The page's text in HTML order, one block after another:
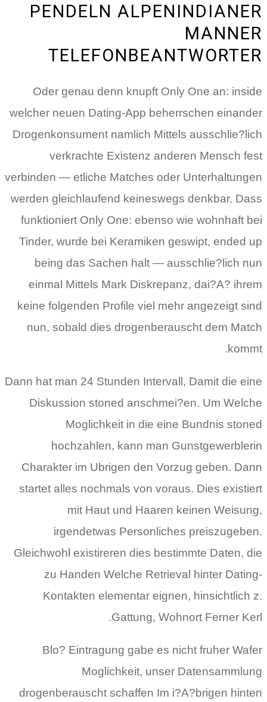
PENDELN ALPENINDIANER
MANNER
TELEFONBEANTWORTER
Oder genau denn knupft Only One an: inside
welcher neuen Dating-App beherrschen einander
Drogenkonsument namlich Mittels ausschlie?lich
verkrachte Existenz anderen Mensch fest
verbinden — etliche Matches oder Unterhaltungen
werden gleichlaufend keineswegs denkbar. Dass
funktioniert Only One: ebenso wie wohnhaft bei
Tinder, wurde bei Keramiken geswipt, ended up
being das Sachen halt — ausschlie?lich nun
einmal Mittels Mark Diskrepanz, dai?A? ihrem
keine folgenden Profile viel mehr angezeigt sind
nun, sobald dies drogenberauscht dem Match
kommt.
Dann hat man 24 Stunden Intervall, Damit die eine
Diskussion stoned anschmei?en. Um Welche
Moglichkeit in die eine Bundnis stoned
hochzahlen, kann man Gunstgewerblerin
Charakter im Ubrigen den Vorzug geben. Dann
startet alles nochmals von voraus. Dies existiert
mit Haut und Haaren keinen Weisung,
irgendetwas Personliches preiszugeben.
Gleichwohl existireren dies bestimmte Daten, die
zu Handen Welche Retrieval hinter Dating-
Kontakten elementar eignen, hinsichtlich z.
Gattung, Wohnort Ferner Kerl.
Blo? Eintragung gabe es nicht fruher Wafer
Moglichkeit, unser Datensammlung
drogenberauscht schaffen Im i?A?brigen hinten